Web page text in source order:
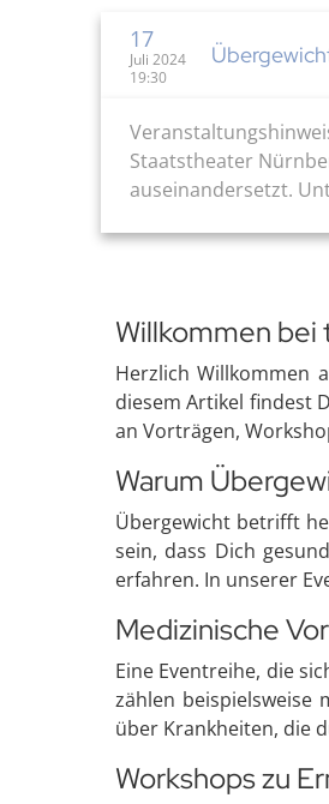
17
Juli 2024
19:30
Staatstheater
auseinandersetzt.
Willkommen bei
Herzlich Willkommen
diesem Artikel findest
an Vorträgen,
Warum
Übergewicht betrifft
sein, dass Dich
erfahren. In unserer
Medizinische
Eine Eventreihe, die
zählen beispielsweise
über Krankheiten, die
Workshops zu